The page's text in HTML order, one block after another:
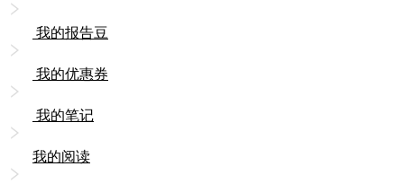
我的报告豆
我的优惠券
我的笔记
我的阅读